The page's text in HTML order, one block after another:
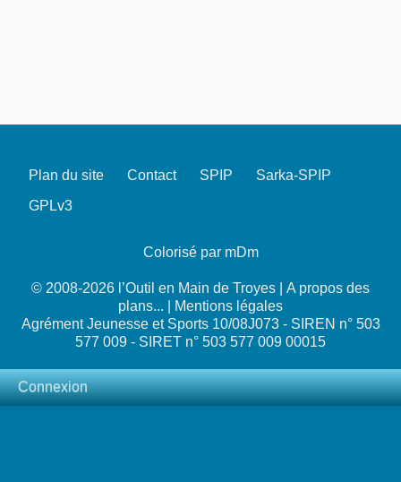
Plan du site Contact SPIP
Sarka-SPIP
GPLv3
Colorisé par mDm
© 2008-2026 l’Outil en Main de Troyes | A propos des
plans...
Mentions légales
Agrément Jeunesse et Sports 10/08J073 - SIREN n° 503
577 009 - SIRET n° 503 577 009 00015
Connexion